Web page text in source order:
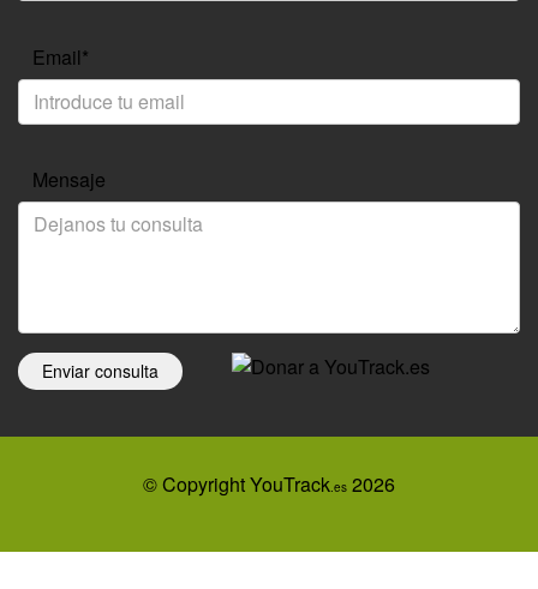
Email*
Mensaje
Enviar consulta
© Copyright YouTrack.es 2026